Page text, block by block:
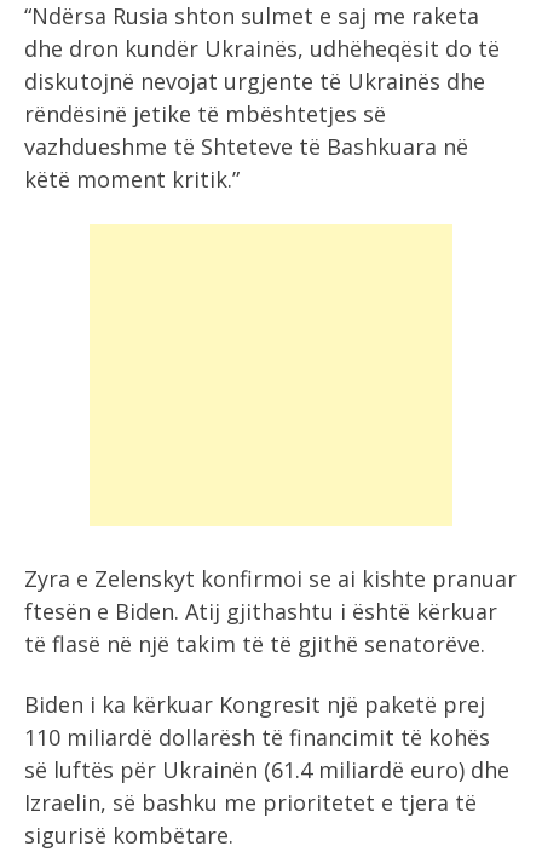
“Ndërsa Rusia shton sulmet e saj me raketa
dhe dron kundër Ukrainës, udhëheqësit do të
diskutojnë nevojat urgjente të Ukrainës dhe
rëndësinë jetike të mbështetjes së
vazhdueshme të Shteteve të Bashkuara në
këtë moment kritik.”
Zyra e Zelenskyt konfirmoi se ai kishte pranuar
ftesën e Biden. Atij gjithashtu i është kërkuar
të flasë në një takim të të gjithë senatorëve.
Biden i ka kërkuar Kongresit një paketë prej
110 miliardë dollarësh të financimit të kohës
së luftës për Ukrainën (61.4 miliardë euro) dhe
Izraelin, së bashku me prioritetet e tjera të
sigurisë kombëtare.